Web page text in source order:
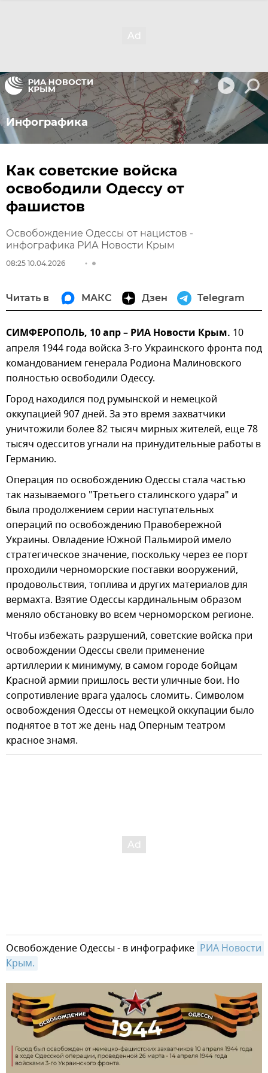
Инфографика
Как советские войска
освободили Одессу от
фашистов
Освобождение Одессы от нацистов -
инфографика РИА Новости Крым
08:25 10.04.2026
Читать в МАКС Дзен Telegram
СИМФЕРОПОЛЬ, 10 апр – РИА Новости Крым. 10
апреля 1944 года войска 3-го Украинского фронта под
командованием генерала Родиона Малиновского
полностью освободили Одессу.
Город находился под румынской и немецкой
оккупацией 907 дней. За это время захватчики
уничтожили более 82 тысяч мирных жителей, еще 78
тысяч одесситов угнали на принудительные работы в
Германию.
Операция по освобождению Одессы стала частью
так называемого "Третьего сталинского удара" и
была продолжением серии наступательных
операций по освобождению Правобережной
Украины. Овладение Южной Пальмирой имело
стратегическое значение, поскольку через ее порт
проходили черноморские поставки вооружений,
продовольствия, топлива и других материалов для
вермахта. Взятие Одессы кардинальным образом
меняло обстановку во всем черноморском регионе.
Чтобы избежать разрушений, советские войска при
освобождении Одессы свели применение
артиллерии к минимуму, в самом городе бойцам
Красной армии пришлось вести уличные бои. Но
сопротивление врага удалось сломить. Символом
освобождения Одессы от немецкой оккупации было
поднятое в тот же день над Оперным театром
красное знамя.
Освобождение Одессы - в инфографике РИА Новости
Крым.